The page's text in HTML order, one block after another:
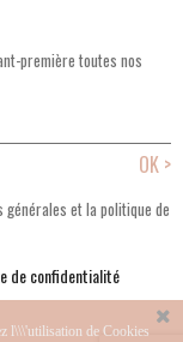
première toutes nos
et la politique de
de confidentialité
l\\\'utilisation de Cookies